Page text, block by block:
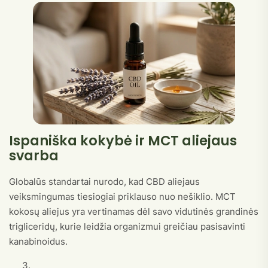
Ispaniška kokybė ir MCT aliejaus
svarba
Globalūs standartai nurodo, kad CBD aliejaus
veiksmingumas tiesiogiai priklauso nuo nešiklio. MCT
kokosų aliejus yra vertinamas dėl savo vidutinės grandinės
trigliceridų, kurie leidžia organizmui greičiau pasisavinti
kanabinoidus.